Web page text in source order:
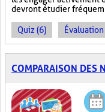
devront étudier
Quiz (6) Évaluation
COMPARAISON DES